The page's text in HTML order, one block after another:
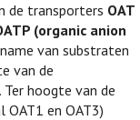
de transporters OAT
(organic anion
van substraten
van de
Ter hoogte van de
en OAT3)